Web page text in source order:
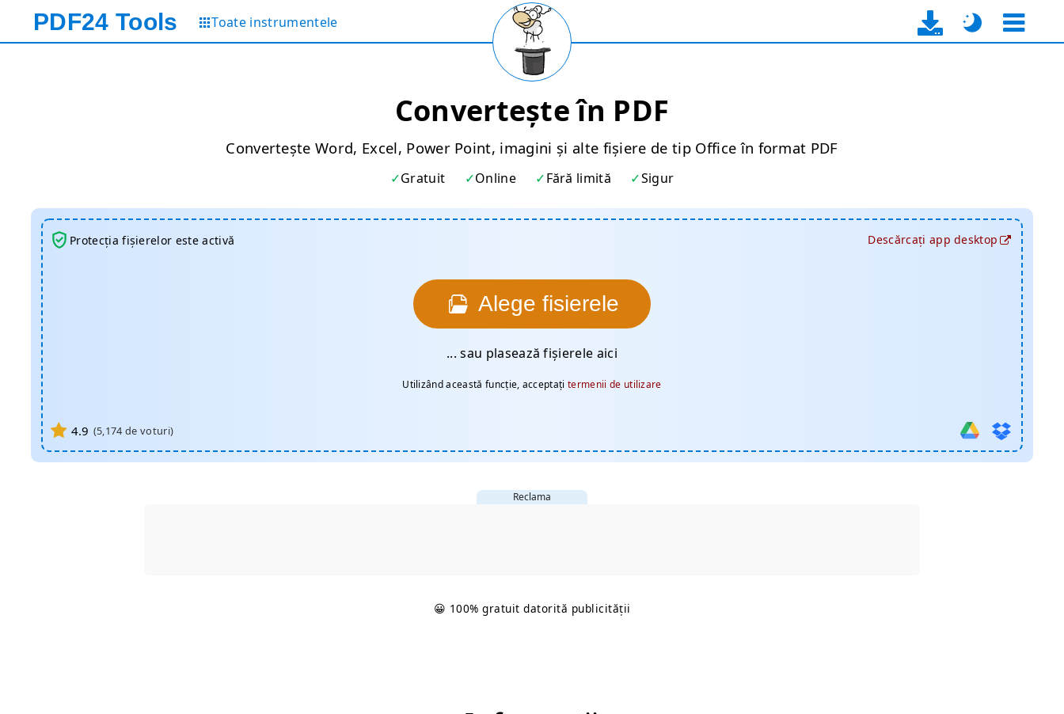
PDF24 Tools Toate instrumentele
Convertește în PDF
Convertește Word, Excel, Power Point, imagini și alte fișiere de tip Office în format PDF
Gratuit Online Fără limită Sigur
Alege fisierele
... sau plasează fișierele aici
Utilizând această funcție, acceptațitermenii de utilizare
4.9 (5,174 de voturi)
Descărcați app desktop
Protecția fișierelor este activă
Reclama
😀 100% gratuit datorită publicității